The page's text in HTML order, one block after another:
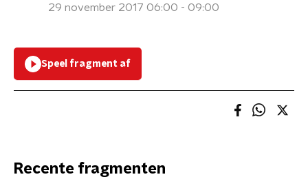
29 november 2017 06:00 - 09:00
Speel fragment af
Recente fragmenten